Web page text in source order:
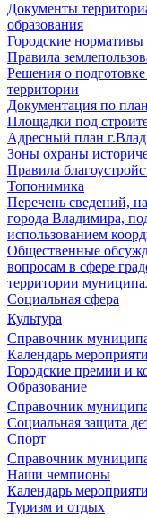
Документы
образования
Городские нормативы
Правила
Решения о
территории
Документация по
Площадки под
Адресный план
Зоны охраны
Правила
Топонимика
Перечень сведений,
города Владимира,
использованием
Общественные
вопросам в сфере
территории
Социальная сфера
Культура
Справочник
Календарь
Городские премии и
Образование
Справочник
Социальная защита
Спорт
Справочник
Наши чемпионы
Календарь
Туризм и отдых